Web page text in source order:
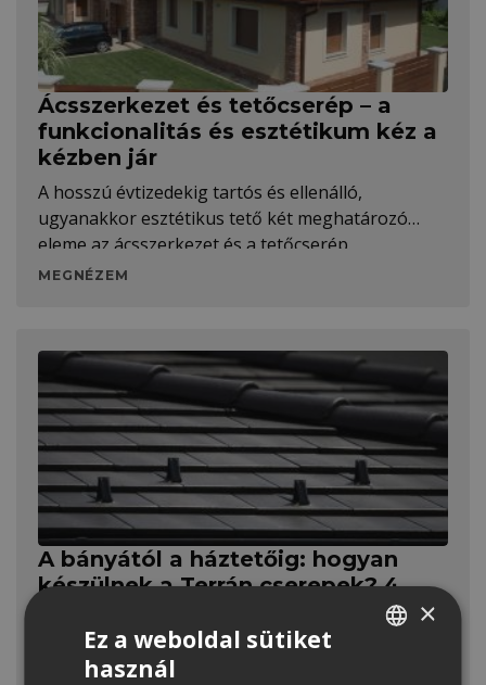
Ácsszerkezet és tetőcserép – a
funkcionalitás és esztétikum kéz a
kézben jár
A hosszú évtizedekig tartós és ellenálló,
ugyanakkor esztétikus tető két meghatározó
eleme az ácsszerkezet és a tetőcserép.
MEGNÉZEM
A bányától a háztetőig: hogyan
készülnek a Terrán cserepek? 4.
Gyártással foglalkozó sorozatunk korábbi
részeiből kiderült, hogyan lesz a homokból,
×
Ez a weboldal sütiket
használ